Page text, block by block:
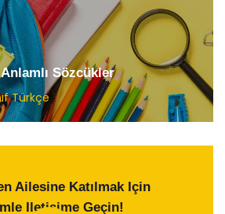
Sözcükler
Türkçe
Ailesine Katılmak Için
Iletişime Geçin!